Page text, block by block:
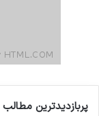
پربازدیدترین مطالب